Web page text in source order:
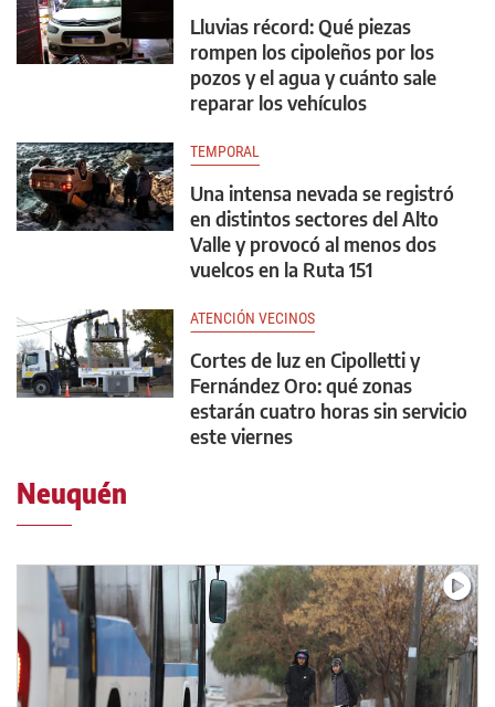
Lluvias récord: Qué piezas
rompen los cipoleños por los
pozos y el agua y cuánto sale
reparar los vehículos
TEMPORAL
Una intensa nevada se registró
en distintos sectores del Alto
Valle y provocó al menos dos
vuelcos en la Ruta 151
ATENCIÓN VECINOS
Cortes de luz en Cipolletti y
Fernández Oro: qué zonas
estarán cuatro horas sin servicio
este viernes
Neuquén